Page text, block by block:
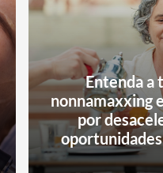
Entenda a
nonnamaxxing
por